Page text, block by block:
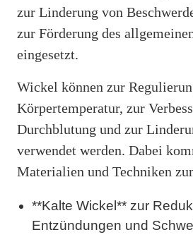
zur Linderung von
zur Förderung des
eingesetzt.
Wickel können zur
Körpertemperatur, zur
Durchblutung und zur
verwendet werden. Dabei
Materialien und Techniken
**Kalte Wickel** zur
Entzündungen und